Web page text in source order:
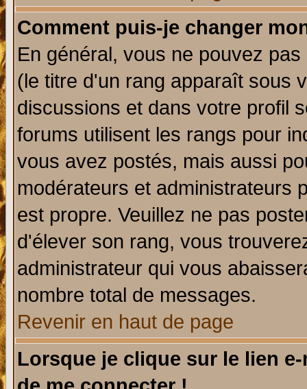
Comment puis-je changer
En général, vous ne pouvez
(le titre d'un rang apparaît sous
discussions et dans votre profil
forums utilisent les rangs pour
vous avez postés, mais aussi
modérateurs et administrateurs
est propre. Veuillez ne pas
d'élever son rang, vous
administrateur qui vous
nombre total de messages.
Revenir en haut de page
Lorsque je clique sur le lien